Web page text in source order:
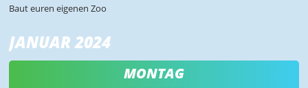
Baut euren eigenen Zoo
JANUAR 2024
MONTAG